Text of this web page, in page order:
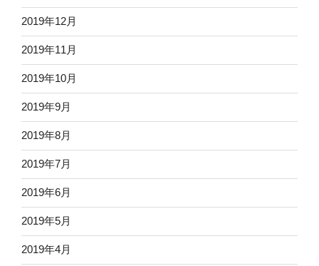
2019年12月
2019年11月
2019年10月
2019年9月
2019年8月
2019年7月
2019年6月
2019年5月
2019年4月